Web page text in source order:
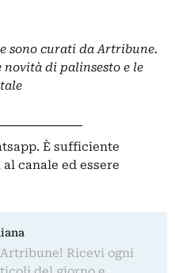
sono curati da Artribune.
di palinsesto e le
È sufficiente
canale ed essere
Ricevi ogni